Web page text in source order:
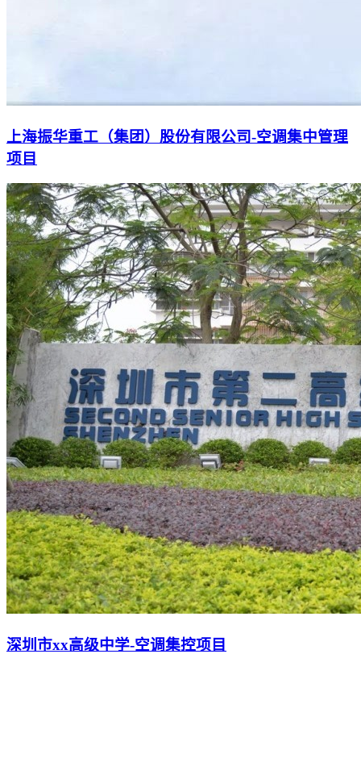
上海振华重工（集团）股份有限公司-空调集中管理
项目
深圳市xx高级中学-空调集控项目